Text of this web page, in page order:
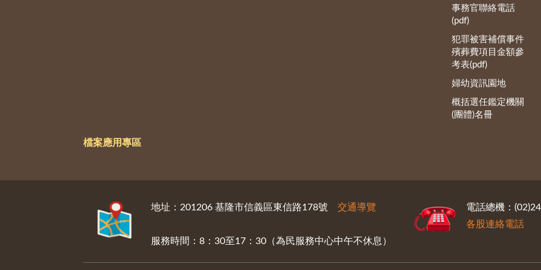
事務官聯絡電話
(pdf)
犯罪被害補償事件
殯葬費項目金額參
考表(pdf)
婦幼資訊園地
概括選任鑑定機關
(團體)名冊
檔案應用專區
地址：201206 基隆市信義區東信路178號 交通導覽
服務時間：8：30至17：30（為民服務中心中午不休息）
電話總機：
各股連絡電話